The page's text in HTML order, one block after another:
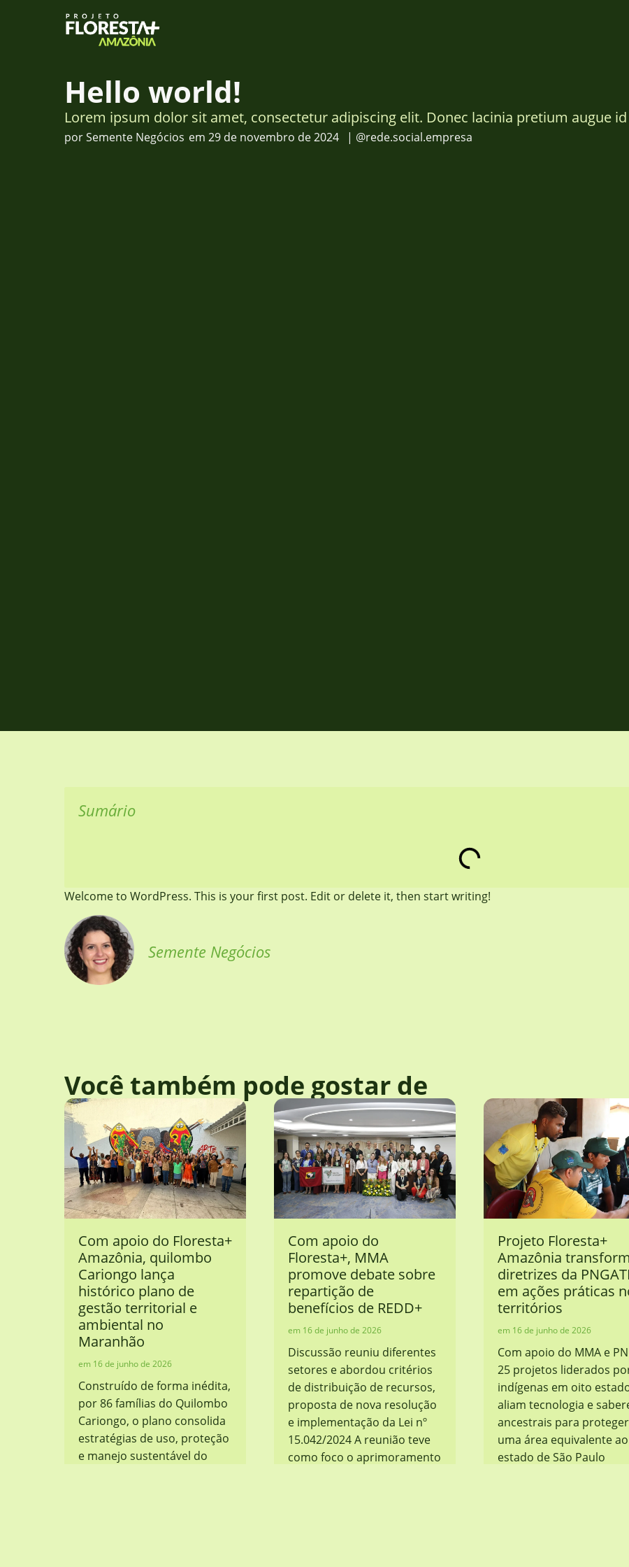
Hello world!
Lorem ipsum dolor sit amet, consectetur adipiscing elit. Donec lacinia pretium augue
porSemente Negócios em 29 de novembro de 2024 | @rede.social.empresa
Sumário
Welcome to WordPress. This is your first post. Edit or delete it, then start writing!
Semente Negócios
Você também pode gostar de
Com apoio do Floresta+
Amazônia, quilombo
Cariongo lança
histórico plano de
gestão territorial e
ambiental no
Maranhão
16 de junho de 2026
Construído de forma inédita,
por 86 famílias do Quilombo
Cariongo, o plano consolida
estratégias de uso, proteção
e manejo sustentável do
Com apoio do
Floresta+, MMA
promove debate sobre
repartição de
benefícios de REDD+
16 de junho de 2026
Discussão reuniu diferentes
setores e abordou critérios
de distribuição de recursos,
proposta de nova resolução
e implementação da Lei nº
15.042/2024 A reunião teve
como foco o aprimoramento
Projeto Floresta+
Amazônia
diretrizes da PNGATI
em ações práticas
territórios
16 de junho de 2026
Com apoio do MMA e
25 projetos liderados
indígenas em oito
aliam tecnologia e
ancestrais para proteger
uma área equivalente ao
estado de São Paulo